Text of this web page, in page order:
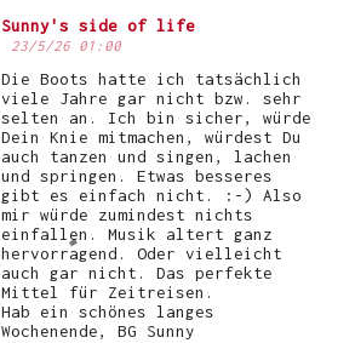
Sunny's side of life
23/5/26 01:00
Die Boots hatte ich tatsächlich
viele Jahre gar nicht bzw. sehr
selten an. Ich bin sicher, würde
Dein Knie mitmachen, würdest Du
auch tanzen und singen, lachen
und springen. Etwas besseres
gibt es einfach nicht. :-) Also
mir würde zumindest nichts
einfallen. Musik altert ganz
hervorragend. Oder vielleicht
auch gar nicht. Das perfekte
Mittel für Zeitreisen.
Hab ein schönes langes
Wochenende, BG Sunny